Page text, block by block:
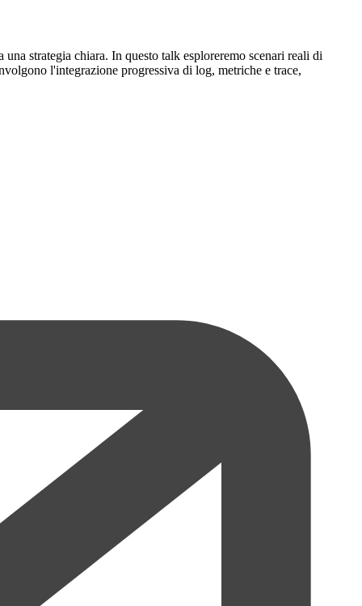
strategia chiara. In questo talk esploreremo scenari reali di
l'integrazione progressiva di log, metriche e trace,